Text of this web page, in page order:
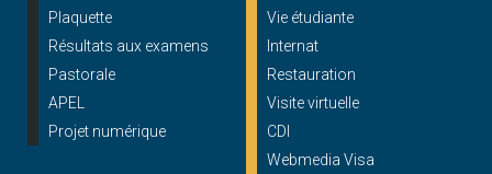
Plaquette
Résultats aux examens
Pastorale
APEL
Projet numérique
Vie étudiante
Internat
Restauration
Visite virtuelle
CDI
Webmedia Visa